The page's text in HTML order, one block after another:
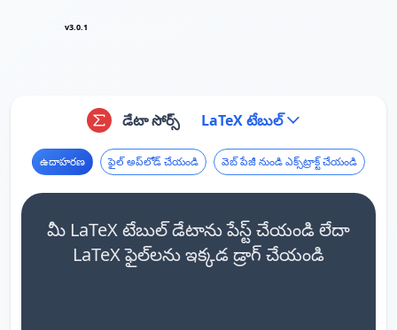
v3.0.1
డేటా సోర్స్ LaTeX టేబుల్
ఉదాహరణ ఫైల్ అప్‌లోడ్ చేయండి వెబ్ పేజీ నుండి ఎక్స్‌ట్రాక్ట్ చేయండి
మీ LaTeX టేబుల్ డేటాను పేస్ట్ చేయండి లేదా
LaTeX ఫైల్‌లను ఇక్కడ డ్రాగ్ చేయండి